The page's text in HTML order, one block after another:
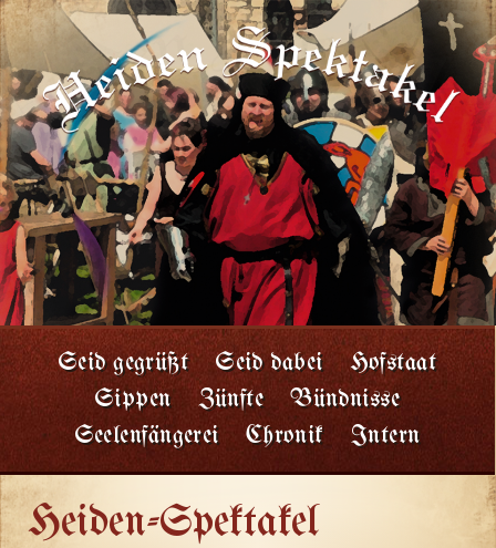
Seid gegrüßt Seid dabei
Hofstaat
Sippen
Zünfte
Bündnisse
Seelenfängerei
Chronik Intern
Heiden-Spektakel